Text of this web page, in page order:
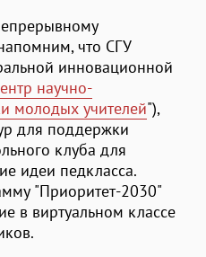
что СГУ
инновационной
научно-
молодых учителей"),
для поддержки
клуба для
идеи педкласса.
"Приоритет-2030"
в виртуальном классе